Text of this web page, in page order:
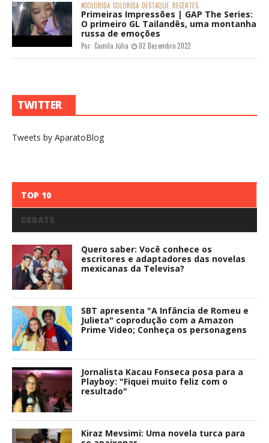
#COLORIDA COLORIDA DESTAQUE RECENTES
Primeiras Impressões | GAP The Series:
O primeiro GL Tailandês, uma montanha
russa de emoções
Por: Camila Júlia 02 Dezembro 2022
TWITTER
Tweets by AparatoBlog
TOP 10
DEBATE
Quero saber: Você conhece os
escritores e adaptadores das novelas
mexicanas da Televisa?
SBT apresenta "A Infância de Romeu e
Julieta" coprodução com a Amazon
Prime Video; Conheça os personagens
Jornalista Kacau Fonseca posa para a
Playboy: "Fiquei muito feliz com o
resultado"
Kiraz Mevsimi: Uma novela turca para